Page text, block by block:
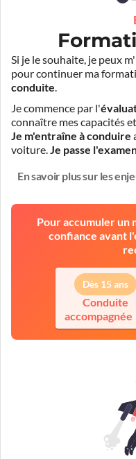
Si je le souhaite, je peux
pour continuer ma
conduite.
Je commence par l'
connaître mes capacités
Je m'entraîne à conduire
voiture.Je passe
En savoir plus sur les
Pour accumuler un
confiance avant
Dès 15 ans
Conduite
accompagnée